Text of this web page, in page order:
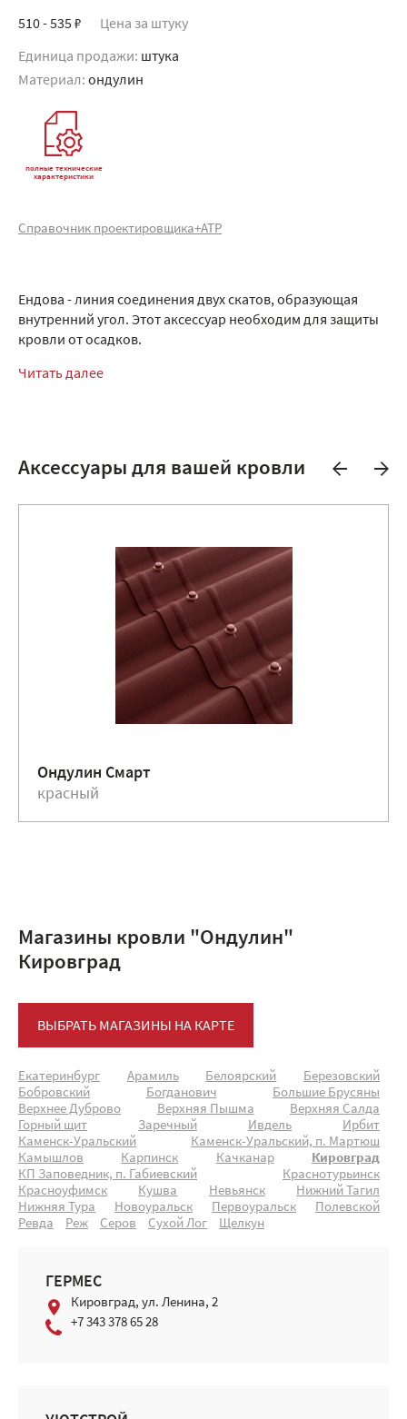
510 - 535 ₽ Цена за штуку
Единица продажи: штука
Материал: ондулин
полные технические
характеристики
Справочник проектировщика+АТР
Ендова - линия соединения двух скатов, образующая
внутренний угол. Этот аксессуар необходим для защиты
кровли от осадков.
Читать далее
Аксессуары для вашей кровли
Ондулин Смарт
красный
Магазины кровли "Ондулин"
Кировград
ВЫБРАТЬ МАГАЗИНЫ НА КАРТЕ
Екатеринбург Арамиль Белоярский
Березовский
Бобровский
Богданович
Большие Брусяны
Верхнее Дуброво
Верхняя Пышма
Верхняя Салда
Горный щит
Заречный Ивдель
Ирбит
Каменск-Уральский
Каменск-Уральский, п. Мартюш
Камышлов
Карпинск Качканар
Кировград
КП Заповедник, п. Габиевский
Краснотурьинск
Красноуфимск
Кушва Невьянск
Нижний Тагил
Нижняя Тура
Новоуральск Первоуральск
Полевской
Ревда
Реж Серов Сухой Лог Щелкун
ГЕРМЕС
Кировград, ул. Ленина, 2
+7 343 378 65 28